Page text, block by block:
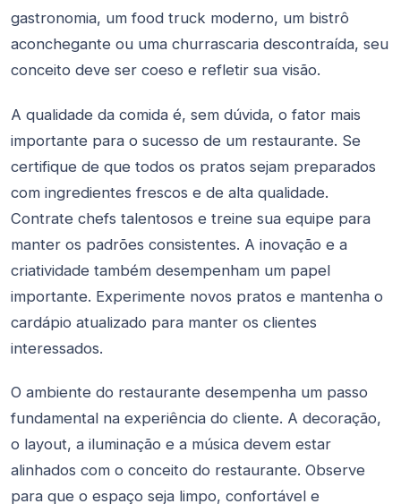
gastronomia, um food truck moderno, um bistrô
aconchegante ou uma churrascaria descontraída, seu
conceito deve ser coeso e refletir sua visão.
A qualidade da comida é, sem dúvida, o fator mais
importante para o sucesso de um restaurante. Se
certifique de que todos os pratos sejam preparados
com ingredientes frescos e de alta qualidade.
Contrate chefs talentosos e treine sua equipe para
manter os padrões consistentes. A inovação e a
criatividade também desempenham um papel
importante. Experimente novos pratos e mantenha o
cardápio atualizado para manter os clientes
interessados.
O ambiente do restaurante desempenha um passo
fundamental na experiência do cliente. A decoração,
o layout, a iluminação e a música devem estar
alinhados com o conceito do restaurante. Observe
para que o espaço seja limpo, confortável e